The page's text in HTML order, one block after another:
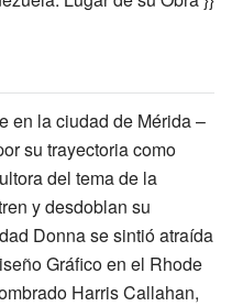
en la ciudad de Mérida –
su trayectoria como
del tema de la
y desdoblan su
Donna se sintió atraída
Gráfico en el Rhode
Harris Callahan,